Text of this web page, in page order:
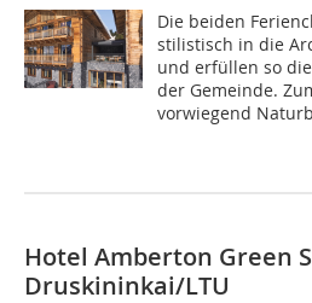
Die beiden
stilistisch in die
und erfüllen so
der Gemeinde.
vorwiegend
Hotel Amberton Green
Druskininkai/LTU